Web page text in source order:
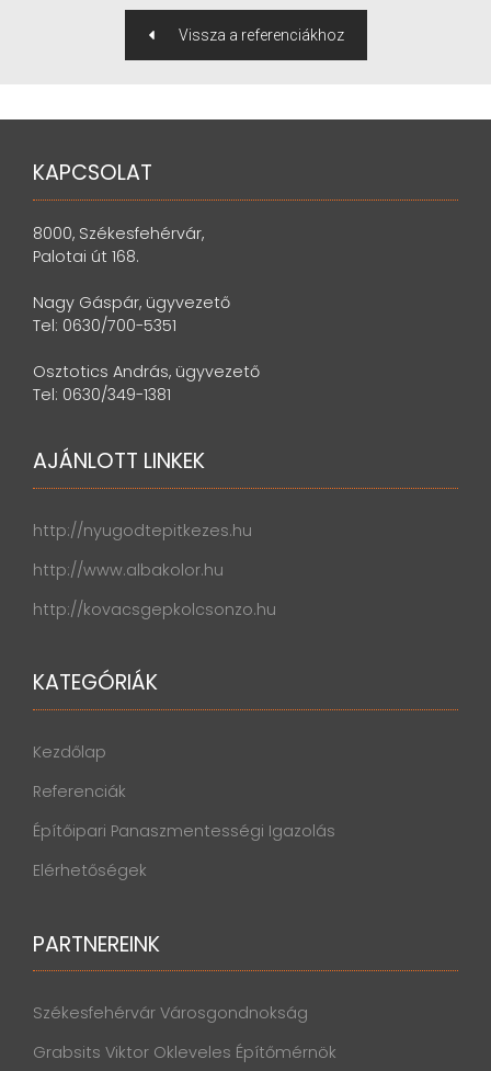
Vissza a referenciákhoz
KAPCSOLAT
8000, Székesfehérvár,
Palotai út 168.
Nagy Gáspár, ügyvezető
Tel: 0630/700-5351
Osztotics András, ügyvezető
Tel: 0630/349-1381
AJÁNLOTT LINKEK
http://nyugodtepitkezes.hu
http://www.albakolor.hu
http://kovacsgepkolcsonzo.hu
KATEGÓRIÁK
Kezdőlap
Referenciák
Építőipari Panaszmentességi Igazolás
Elérhetőségek
PARTNEREINK
Székesfehérvár Városgondnokság
Grabsits Viktor Okleveles Építőmérnök